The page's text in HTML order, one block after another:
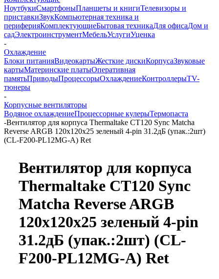
НоутбукиСмартфоныПланшеты и книгиТелевизоры и
приставкиЗвукКомпьютерная техника и
периферияКомплектующиеБытовая техникаДля офисаДом и
садЭлектроинструментМебельУслугиУценка
-
Охлаждение
Блоки питанияВидеокартыЖесткие дискиКорпусаЗвуковые
картыМатеринские платыОперативная
памятьПриводыПроцессорыОхлаждениеКонтроллерыTV-
тюнеры
-
Корпусные вентиляторы
Водяное охлаждениеПроцессорные кулерыТермопаста
-Вентилятор для корпуса Thermaltake CT120 Sync Matcha
Reverse ARGB 120х120x25 зеленый 4-pin 31.2дБ (упак.:2шт)
(CL-F200-PL12MG-A) Ret
Вентилятор для корпуса
Thermaltake CT120 Sync
Matcha Reverse ARGB
120х120x25 зеленый 4-pin
31.2дБ (упак.:2шт) (CL-
F200-PL12MG-A) Ret